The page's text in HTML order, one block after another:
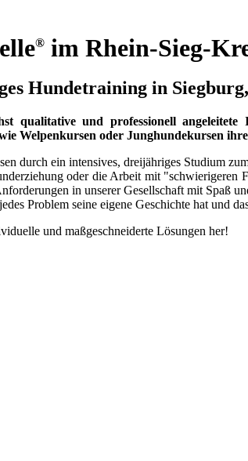
® im Rhein-Sieg-
Hundetraining in
qualitative und professionell
Welpenkursen oder Junghundekursen
durch ein intensives, dreijähriges Studium
oder die Arbeit mit
in unserer Gesellschaft mit Spaß
Problem seine eigene Geschichte hat und
und maßgeschneiderte Lösungen her!